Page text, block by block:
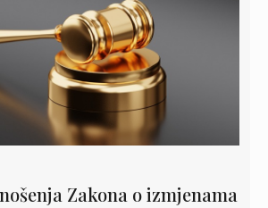
Zakona o izmjenama